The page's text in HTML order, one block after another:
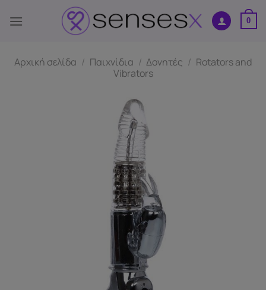
στο
0
Αρχική σελίδα / Παιχνίδια / Δονητές / Rotators and
Vibrators